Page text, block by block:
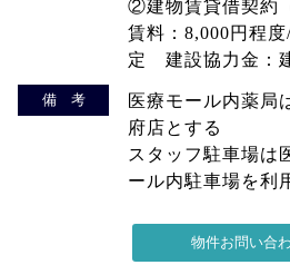
②建物賃貸借契約
賃料：8,000円程
定 建設協力金：
備 考
医療モール内薬
府店とする
スタッフ駐車場は
ール内駐車場を利